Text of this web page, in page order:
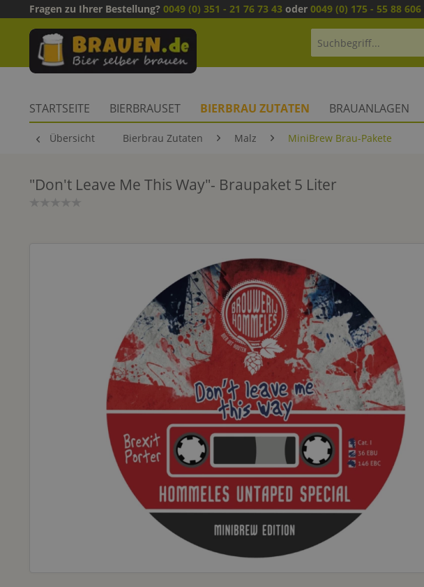
Fragen zu Ihrer Bestellung? 0049 (0) 351 - 21 76 73 43 oder 0049 (0) 175 - 55 88 606
STARTSEITE BIERBRAUSET BIERBRAU ZUTATEN BRAUANLAGEN
Übersicht Bierbrau Zutaten Malz MiniBrew Brau-Pakete
"Don't Leave Me This Way"- Braupaket 5 Liter